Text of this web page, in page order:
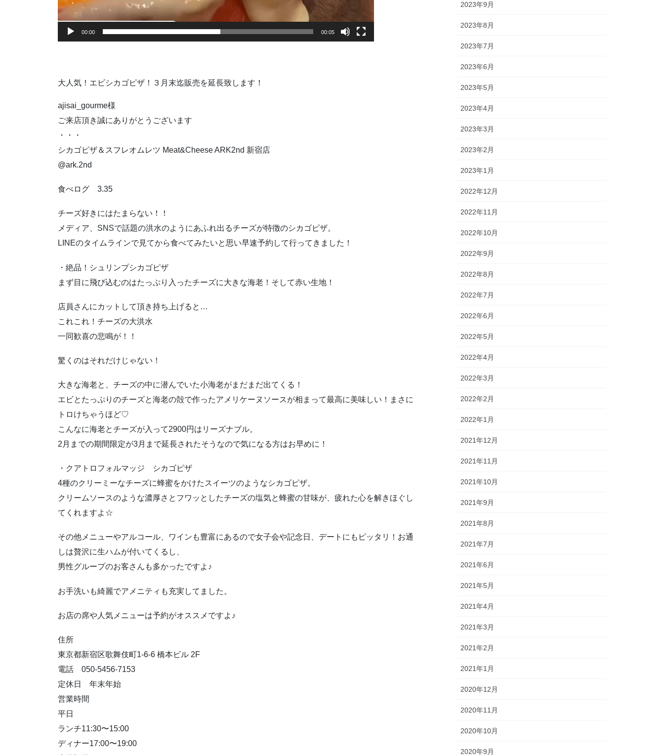
00:00 00:05
大人気！エビシカゴピザ！３月末迄販売を延長致します！
ajisai_gourme様
ご来店頂き誠にありがとうございます
・・・
シカゴピザ＆スフレオムレツ Meat&Cheese ARK2nd 新宿店
@ark.2nd
食べログ 3.35
チーズ好きにはたまらない！！
メディア、SNSで話題の洪水のようにあふれ出るチーズが特徴のシカゴピザ。
LINEのタイムラインで見てから食べてみたいと思い早速予約して行ってきました！
・絶品！シュリンプシカゴピザ
まず目に飛び込むのはたっぷり入ったチーズに大きな海老！そして赤い生地！
店員さんにカットして頂き持ち上げると…
これこれ！チーズの大洪水
一同歓喜の悲鳴が！！
驚くのはそれだけじゃない！
大きな海老と、チーズの中に潜んでいた小海老がまだまだ出てくる！
エビとたっぷりのチーズと海老の殻で作ったアメリケーヌソースが相まって最高に美味しい！まさに
トロけちゃうほど♡
こんなに海老とチーズが入って2900円はリーズナブル。
2月までの期間限定が3月まで延長されたそうなので気になる方はお早めに！
・クアトロフォルマッジ シカゴピザ
4種のクリーミーなチーズに蜂蜜をかけたスイーツのようなシカゴピザ。
クリームソースのような濃厚さとフワッとしたチーズの塩気と蜂蜜の甘味が、疲れた心を解きほぐし
てくれますよ☆
その他メニューやアルコール、ワインも豊富にあるので女子会や記念日、デートにもピッタリ！お通
しは贅沢に生ハムが付いてくるし、
男性グループのお客さんも多かったですよ♪
お手洗いも綺麗でアメニティも充実してました。
お店の席や人気メニューは予約がオススメですよ♪
住所
東京都新宿区歌舞伎町1-6-6 橋本ビル 2F
電話 050-5456-7153
定休日 年末年始
営業時間
平日
ランチ11:30〜15:00
ディナー17:00〜19:00
2023年9月
2023年8月
2023年7月
2023年6月
2023年5月
2023年4月
2023年3月
2023年2月
2023年1月
2022年12月
2022年11月
2022年10月
2022年9月
2022年8月
2022年7月
2022年6月
2022年5月
2022年4月
2022年3月
2022年2月
2022年1月
2021年12月
2021年11月
2021年10月
2021年9月
2021年8月
2021年7月
2021年6月
2021年5月
2021年4月
2021年3月
2021年2月
2021年1月
2020年12月
2020年11月
2020年10月
2020年9月